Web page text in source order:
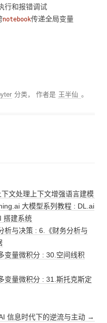
行和报错调试
notebook传递全局变量
分类，作者是 王半仙 。
文处理上下文增强语言建模
大模型系列教程 : DL.ai
搭建系统
析与决策 : 6.《财务分析与
变量微积分 : 30.空间线积
变量微积分 : 31.斯托克斯定
信息时代下的逆流与主动 →